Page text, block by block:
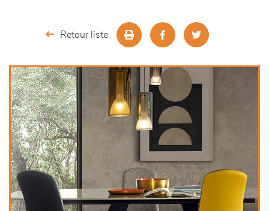
meubles de complément
literie
décoration
Retour liste